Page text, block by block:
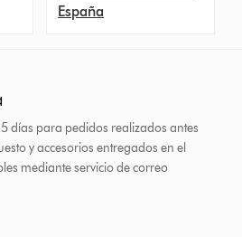
España
días para pedidos realizados antes
y accesorios entregados en el
mediante servicio de correo